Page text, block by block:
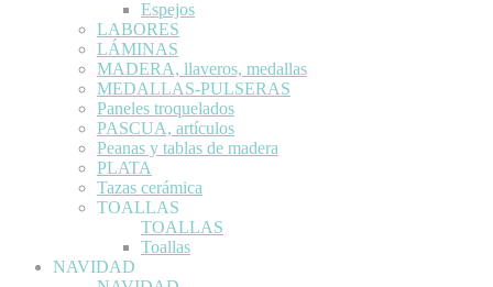
Espejos
LABORES
LÁMINAS
MADERA, llaveros, medallas
MEDALLAS-PULSERAS
Paneles troquelados
PASCUA, artículos
Peanas y tablas de madera
PLATA
Tazas cerámica
TOALLAS
TOALLAS
Toallas
NAVIDAD